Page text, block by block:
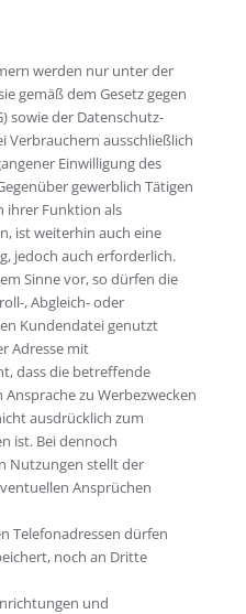
werden nur unter der
gemäß dem Gesetz gegen
sowie der Datenschutz-
Verbrauchern ausschließlich
Einwilligung des
gewerblich Tätigen
ihrer Funktion als
ist weiterhin auch eine
jedoch auch erforderlich.
Sinne vor, so dürfen die
, Abgleich- oder
Kundendatei genutzt
Adresse mit
dass die betreffende
zu Werbezwecken
ausdrücklich zum
ist. Bei dennoch
Nutzungen stellt der
Ansprüchen
Telefonadressen dürfen
noch an Dritte
und